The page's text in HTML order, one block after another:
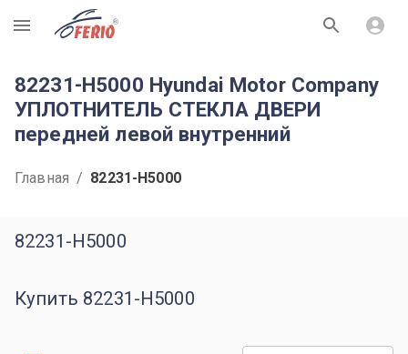
R
82231-H5000 Hyundai Motor Company
УПЛОТНИТЕЛЬ СТЕКЛА ДВЕРИ
передней левой внутренний
Главная / 82231-H5000
82231-H5000
Купить 82231-H5000